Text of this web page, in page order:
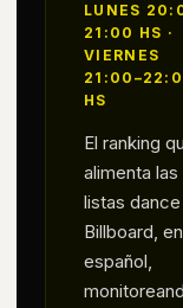
LUNES
21:00 HS ·
VIERNES
HS
El ranking
alimenta las
listas
Billboard, en
español,